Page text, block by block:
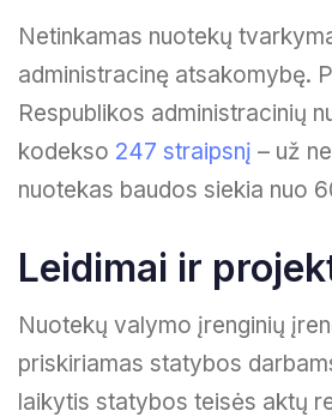
Netinkamas nuotekų
administracinę atsakomybę.
Respublikos administracinių
kodekso 247 straipsnį – už
nuotekas baudos siekia nuo
Leidimai ir
Nuotekų valymo įrenginių
priskiriamas statybos
laikytis statybos teisės aktų